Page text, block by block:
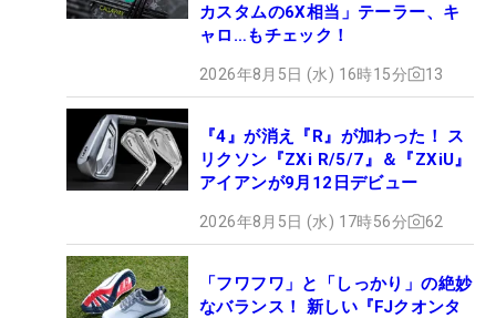
カスタムの6X相当」テーラー、キ
ャロ…もチェック！
2026年8月5日 (水) 16時15分 13
『4』が消え『R』が加わった！ ス
リクソン『ZXi R/5/7』＆『ZXiU』
アイアンが9月12日デビュー
2026年8月5日 (水) 17時56分 62
「フワフワ」と「しっかり」の絶妙
なバランス！ 新しい『FJクオンタ